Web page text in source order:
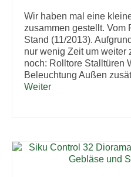
Wir haben mal eine
zusammen gestellt. Vom
Stand (11/2013).
nur wenig Zeit um weiter
noch: Rolltore Stalltüren
Beleuchtung Außen
Weiter